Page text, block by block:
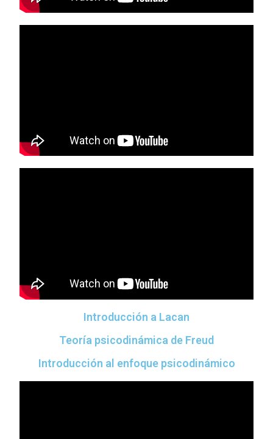
Introducción a Lacan
Teoría psicodinámica de Freud
Introducción al enfoque psicodinámico